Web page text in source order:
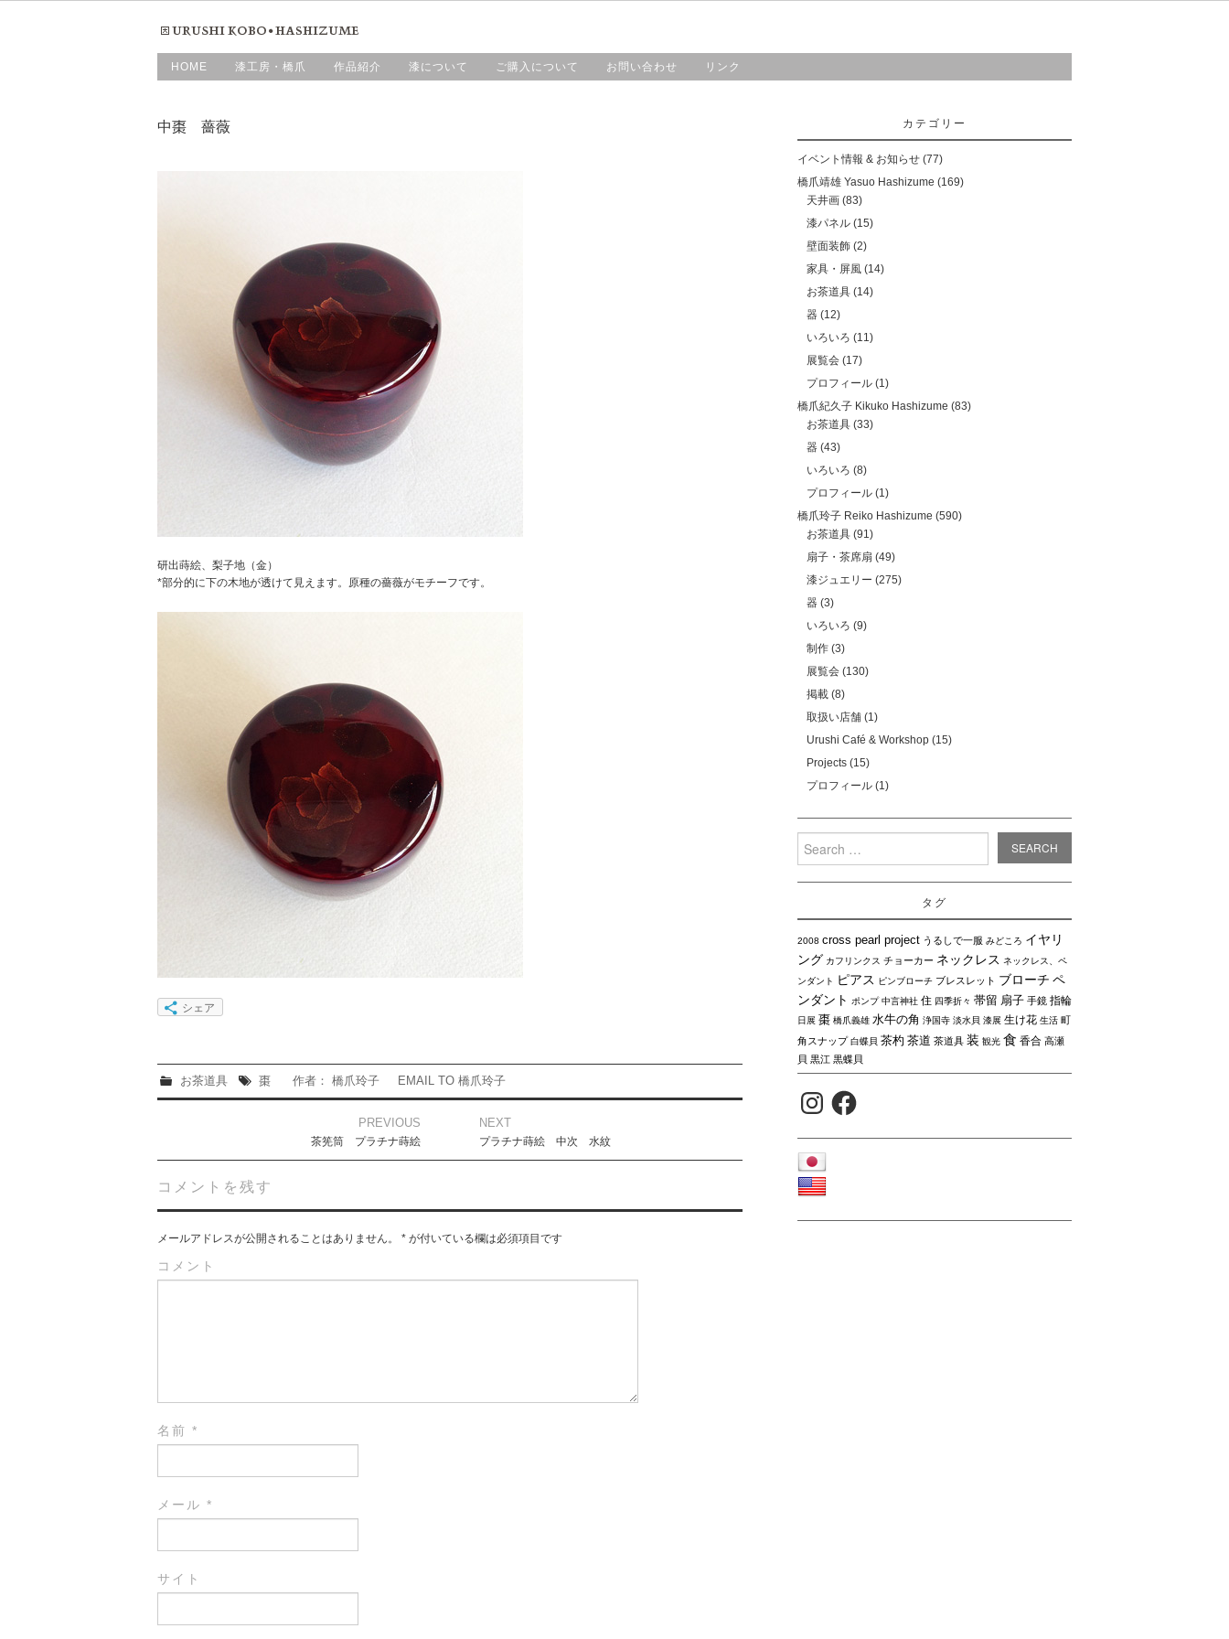
HOME 漆工房・橋爪 作品紹介 漆について ご購入について お問い合わせ リンク
中棗 薔薇
研出蒔絵、梨子地（金）
*部分的に下の木地が透けて見えます。原種の薔薇がモチーフです。
シェア
お茶道具 棗 作者： 橋爪玲子 EMAIL TO 橋爪玲子
PREVIOUS
茶筅筒 プラチナ蒔絵
NEXT
プラチナ蒔絵 中次 水紋
コメントを残す
メールアドレスが公開されることはありません。 * が付いている欄は必須項目です
コメント
名前 *
メール *
サイト
カテゴリー
イベント情報 & お知らせ (77)
橋爪靖雄 Yasuo Hashizume (169)
天井画 (83)
漆パネル (15)
壁面装飾 (2)
家具・屏風 (14)
お茶道具 (14)
器 (12)
いろいろ (11)
展覧会 (17)
プロフィール (1)
橋爪紀久子 Kikuko Hashizume (83)
お茶道具 (33)
器 (43)
いろいろ (8)
プロフィール (1)
橋爪玲子 Reiko Hashizume (590)
お茶道具 (91)
扇子・茶席扇 (49)
漆ジュエリー (275)
器 (3)
いろいろ (9)
制作 (3)
展覧会 (130)
掲載 (8)
取扱い店舗 (1)
Urushi Café & Workshop (15)
Projects (15)
プロフィール (1)
for:
タグ
2008 cross pearl project うるしで一服 みどころ イヤリ
ング カフリンクス チョーカー ネックレス ネックレス、ペ
ンダント
ピアス ピンブローチ ブレスレット ブローチ ペ
ンダント
ポンプ 中言神社 住 四季折々 帯留 扇子 手鏡 指輪
日展 棗 橋爪義雄 水牛の角 浄国寺 淡水貝 漆展 生け花 生活 町
角スナップ 白蝶貝 茶杓 茶道 茶道具 装 観光 食 香合 高瀬
貝 黒江 黒蝶貝
InstagramFacebook